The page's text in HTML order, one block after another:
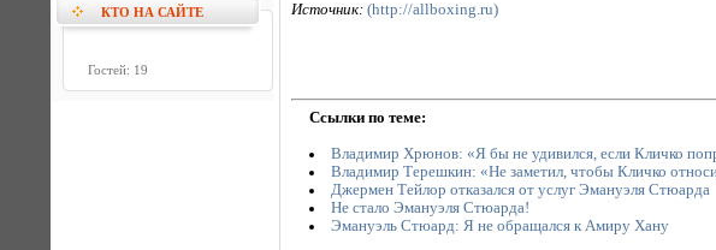
КТО НА САЙТЕ
Гостей: 19
Источник: (http://allboxing.ru)
Ссылки по теме:
Владимир Хрюнов: «Я бы не удивился, если Кличко
Владимир Терешкин: «Не заметил, чтобы Кличко
Джермен Тейлор отказался от услуг Эмануэля Стюарда
Не стало Эмануэля Стюарда!
Эмануэль Стюард: Я не обращался к Амиру Хану